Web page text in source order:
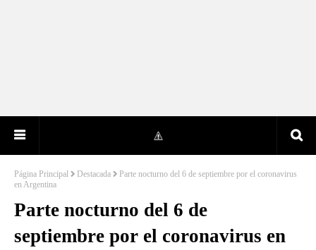
Página Principal Destacada
Parte nocturno del 6 de septiembre por el coronavirus
en Argentina
Parte nocturno del 6 de
septiembre por el coronavirus en